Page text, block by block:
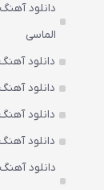
دانلود
الماسی
دانلود
دانلود
دانلود
دانلود
دانلود